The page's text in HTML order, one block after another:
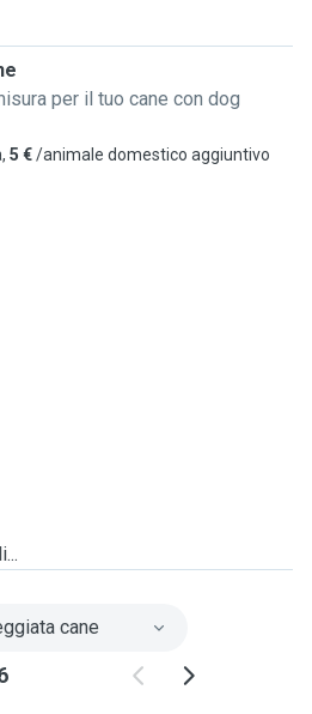
per il tuo cane con dog
5 €/animale domestico aggiuntivo
cane